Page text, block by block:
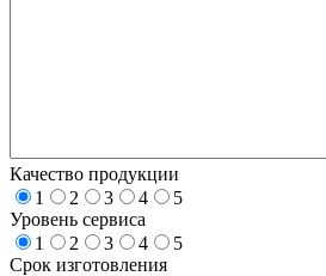
Качество продукции
1
2 3 4
5
Уровень сервиса
1
2 3 4
5
Срок изготовления